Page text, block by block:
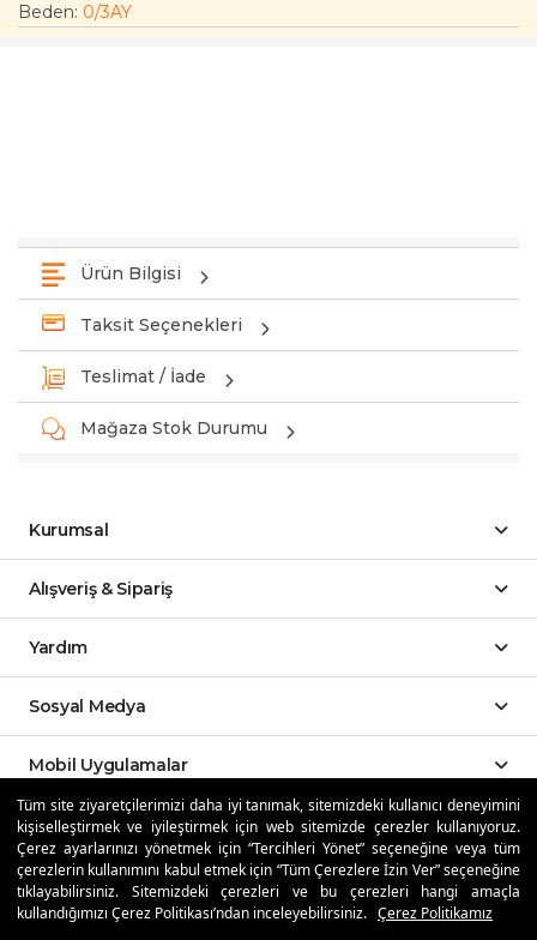
Tüm site ziyaretçilerimizi daha iyi tanımak, sitemizdeki kullanıcı deneyimini
kişiselleştirmek ve iyileştirmek için web sitemizde çerezler kullanıyoruz.
Çerez ayarlarınızı yönetmek için “Tercihleri Yönet” seçeneğine veya tüm
çerezlerin kullanımını kabul etmek için “Tüm Çerezlere İzin Ver” seçeneğine
tıklayabilirsiniz. Sitemizdeki çerezleri ve bu çerezleri hangi amaçla
kullandığımızı Çerez Politikası’ndan inceleyebilirsiniz. Çerez Politikamız
Beden: 0/3AY
Ürün Bilgisi
Taksit Seçenekleri
Teslimat / İade
Mağaza Stok Durumu
Kurumsal
Alışveriş & Sipariş
Yardım
Sosyal Medya
Mobil Uygulamalar
Özdilekteyim'de Taksit Avantajları
Güvenli Alışveriş